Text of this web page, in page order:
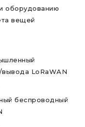
оборудованию
вещей
LoRaWAN
беспроводный